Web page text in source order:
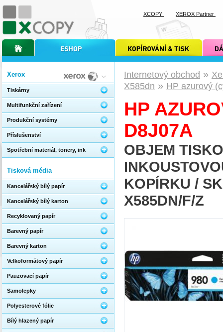
Internetový obchod »
X585dn » HP azurový
HP
D8J07A
OBJEM
KOPÍRKU /
X585DN/F/Z
Xerox
Tiskárny
Multifunkční zařízení
Produkční systémy
Příslušenství
Spotřební materiál, tonery, ink
Tisková média
Kancelářský bílý papír
Kancelářský bílý karton
Recyklovaný papír
Barevný papír
Barevný karton
Velkoformátový papír
Pauzovací papír
Samolepky
Polyesterové fólie
Bílý hlazený papír
úvodní stránka xcopyinternetový obchod xcopy kopírování a tisk xcopy dárkové
XCOPY XEROX Partner